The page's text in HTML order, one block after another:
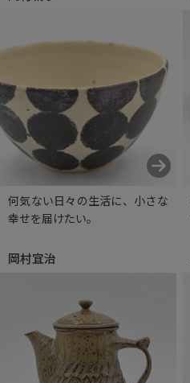
何気ない日々の生活に、小さな
幸せを届けたい。
岡村宜治